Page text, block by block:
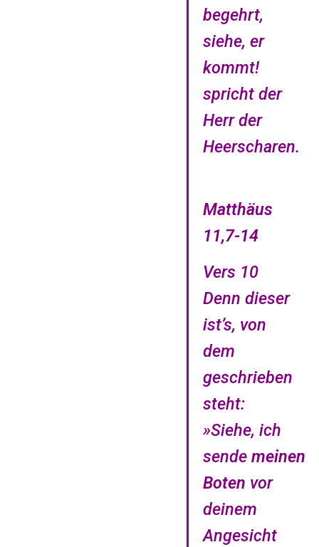
begehrt,
siehe, er
kommt!
spricht der
Herr der
Heerscharen.
Matthäus
11,7-14
Vers 10
Denn dieser
ist’s, von
dem
geschrieben
steht:
»Siehe, ich
sendemeinen
Boten vor
deinem
Angesicht